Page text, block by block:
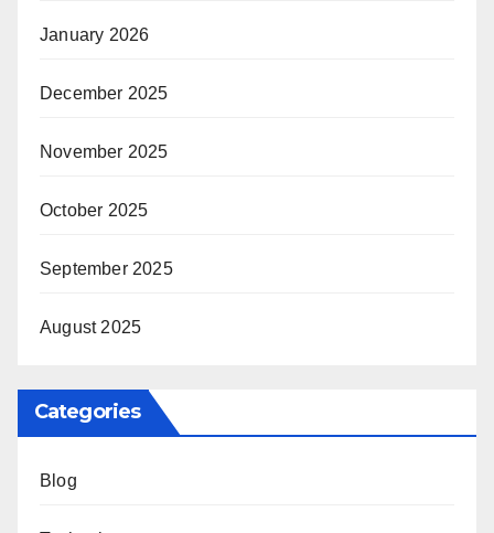
January 2026
December 2025
November 2025
October 2025
September 2025
August 2025
Categories
Blog